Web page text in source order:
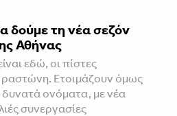
δούμε τη νέα σεζόν
Αθήνας
εδώ, οι πίστες
ραστώνη. Ετοιμάζουν όμως
ονόματα, με νέα
συνεργασίες